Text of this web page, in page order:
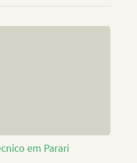
em Parari